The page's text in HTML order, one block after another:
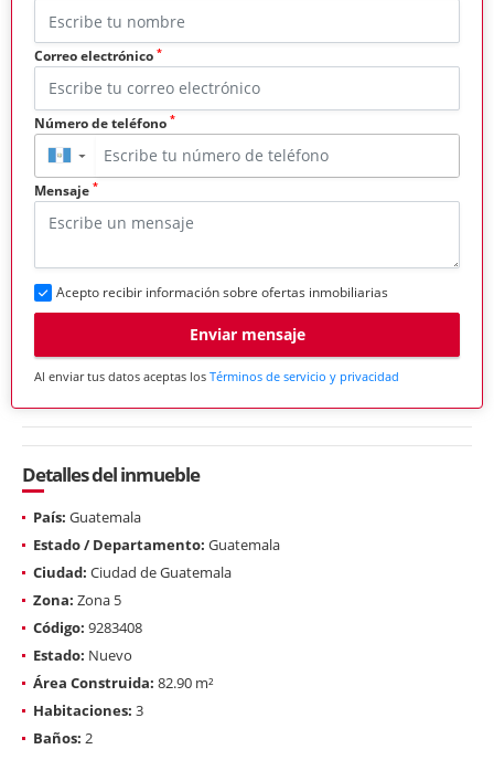
Correo electrónico *
Número de teléfono *
▼
Mensaje *
Acepto recibir información sobre ofertas inmobiliarias
Enviar mensaje
Al enviar tus datos aceptas los Términos de servicio y privacidad
Detalles del inmueble
País: Guatemala
Estado / Departamento: Guatemala
Ciudad: Ciudad de Guatemala
Zona: Zona 5
Código: 9283408
Estado: Nuevo
Área Construida: 82.90 m²
Habitaciones: 3
Baños: 2